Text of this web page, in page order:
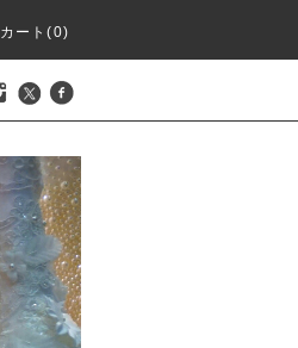
カート(0)